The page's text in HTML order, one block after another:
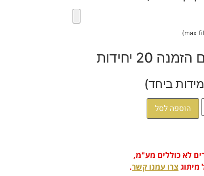
(max
20 יחידות
הוספה לסל
לא כוללים מע"מ,
מיתוגצרו עמנו קשר.